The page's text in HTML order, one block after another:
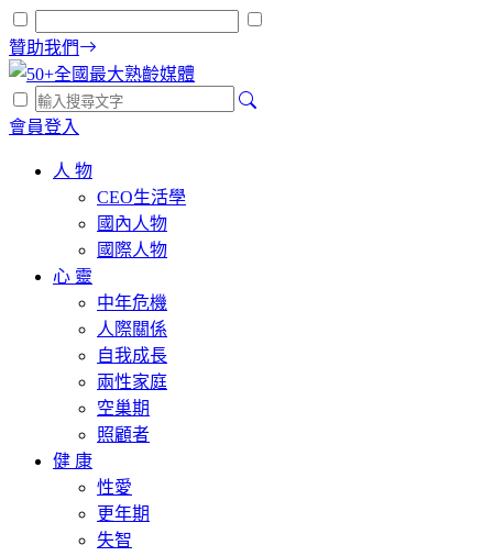
贊助我們
會員登入
人 物
CEO生活學
國內人物
國際人物
心 靈
中年危機
人際關係
自我成長
兩性家庭
空巢期
照顧者
健 康
性愛
更年期
失智